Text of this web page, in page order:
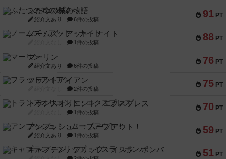
91 PT
ふたつの城の物語
紹介文あり 6件の投稿
88 PT
ノームズ・アット・ナイト
1件の投稿
76 PT
マーリン
紹介文あり 6件の投稿
75 PT
フラットアイアン
2件の投稿
70 PT
トランスオリエント・エクスプレス
1件の投稿
59 PT
アンブッシュ！：ムーブアウト！
紹介文あり 1件の投稿
51 PT
キャプテン・フリップ：イスラ・ボンバ